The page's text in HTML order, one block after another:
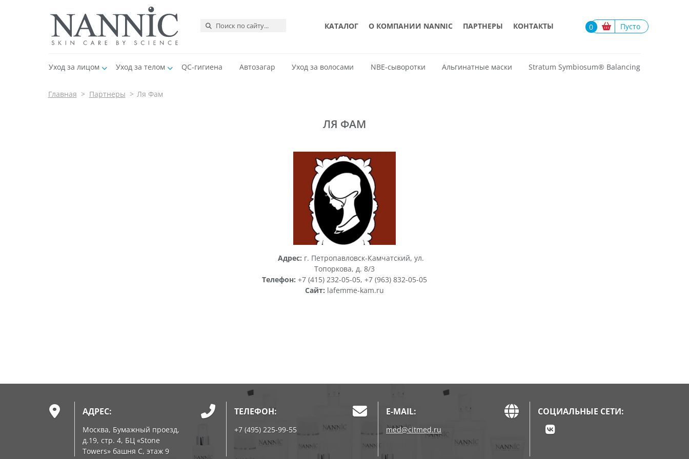
КАТАЛОГ О КОМПАНИИ NANNIC ПАРТНЕРЫ КОНТАКТЫ 0 Пусто
Уход за лицом Уход за телом QC-гигиена Автозагар Уход за волосами NBE-сыворотки Альгинатные маски Stratum Symbiosum®️ Balancing
Главная > Партнеры > Ля Фам
ЛЯ ФАМ
Адрес: г. Петропавловск-Камчатский, ул.
Топоркова, д. 8/3
Телефон: +7 (415) 232-05-05, +7 (963) 832-05-05
Сайт: lafemme-kam.ru
АДРЕС:
Москва, Бумажный проезд,
д.19, стр. 4, БЦ «Stone
Towers» башня C, этаж 9
ТЕЛЕФОН:
+7 (495) 225-99-55
E-MAIL:
med@citmed.ru
СОЦИАЛЬНЫЕ СЕТИ: